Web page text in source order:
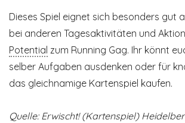
Dieses Spiel eignet sich besonders gut
bei anderen Tagesaktivitäten und
Potential zum Running Gag. Ihr könnt
selber Aufgaben ausdenken oder für
das gleichnamige Kartenspiel kaufen.
Quelle: Erwischt! (Kartenspiel)